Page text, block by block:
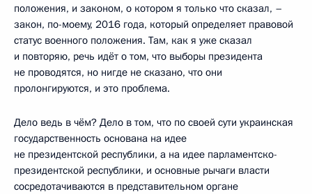
положения, и законом, о котором я только что сказал, –
закон, по-моему, 2016 года, который определяет правовой
статус военного положения. Там, как я уже сказал
и повторяю, речь идёт о том, что выборы президента
не проводятся, но нигде не сказано, что они
пролонгируются, и это проблема.
Дело ведь в чём? Дело в том, что по своей сути украинская
государственность основана на идее
не президентской республики, а на идее парламентско-
президентской республики, и основные рычаги власти
сосредотачиваются в представительном органе